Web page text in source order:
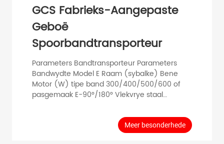
GCS Fabrieks-Aangepaste
Geboë
Spoorbandtransporteur
Parameters Bandtransporteur Parameters
Bandwydte Model E Raam (sybalke) Bene
Motor (W) tipe band 300/400/500/600 of
pasgemaak E-90°/180° Vlekvrye staal
staal koolstofstaal aluminiumlegering 120-400
of pasgemaak PVC PU Slytvaste rubber
Voedsel Toegepas op draaier-monteerlyn
Meer besonderhede